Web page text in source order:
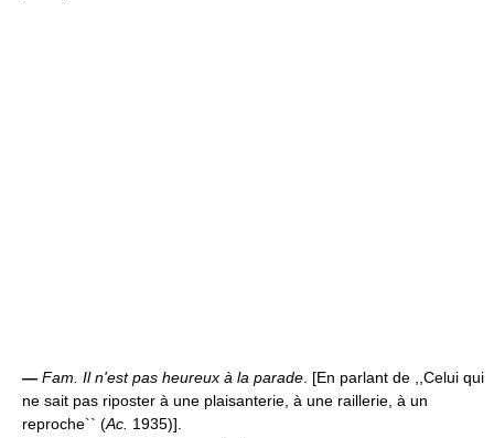
— Fam. Il n'est pas heureux à la parade . [En parlant de ,,Celui qui
ne sait pas riposter à une plaisanterie, à une raillerie, à un
reproche`` (Ac. 1935)].